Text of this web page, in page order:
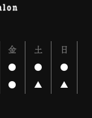
金 土 日
● ● ●
● ▲ ▲